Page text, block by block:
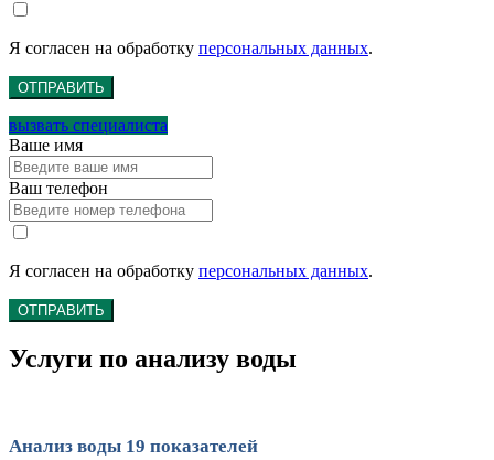
Я согласен на обработку персональных данных.
ОТПРАВИТЬ
вызвать специалиста
Ваше имя
Ваш телефон
Я согласен на обработку персональных данных.
ОТПРАВИТЬ
Услуги по анализу воды
Анализ воды 19 показателей